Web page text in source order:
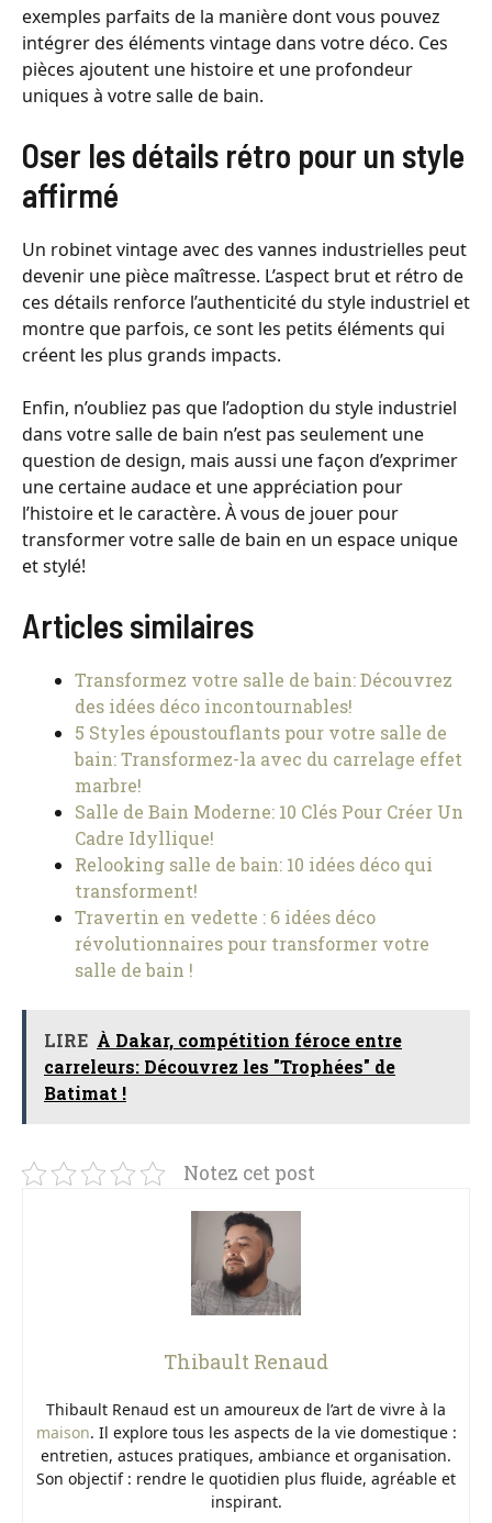
exemples parfaits de la manière dont vous pouvez
intégrer des éléments vintage dans votre déco. Ces
pièces ajoutent une histoire et une profondeur
uniques à votre salle de bain.
Oser les détails rétro pour un style
affirmé
Un robinet vintage avec des vannes industrielles peut
devenir une pièce maîtresse. L’aspect brut et rétro de
ces détails renforce l’authenticité du style industriel et
montre que parfois, ce sont les petits éléments qui
créent les plus grands impacts.
Enfin, n’oubliez pas que l’adoption du style industriel
dans votre salle de bain n’est pas seulement une
question de design, mais aussi une façon d’exprimer
une certaine audace et une appréciation pour
l’histoire et le caractère. À vous de jouer pour
transformer votre salle de bain en un espace unique
et stylé!
Articles similaires
Transformez votre salle de bain: Découvrez
des idées déco incontournables!
5 Styles époustouflants pour votre salle de
bain: Transformez-la avec du carrelage effet
marbre!
Salle de Bain Moderne: 10 Clés Pour Créer Un
Cadre Idyllique!
Relooking salle de bain: 10 idées déco qui
transforment!
Travertin en vedette : 6 idées déco
révolutionnaires pour transformer votre
salle de bain !
LIRE À Dakar, compétition féroce entre
carreleurs: Découvrez les "Trophées" de
Batimat !
Notez cet post
Thibault Renaud
Thibault Renaud est un amoureux de l’art de vivre à la
maison. Il explore tous les aspects de la vie domestique :
entretien, astuces pratiques, ambiance et organisation.
Son objectif : rendre le quotidien plus fluide, agréable et
inspirant.